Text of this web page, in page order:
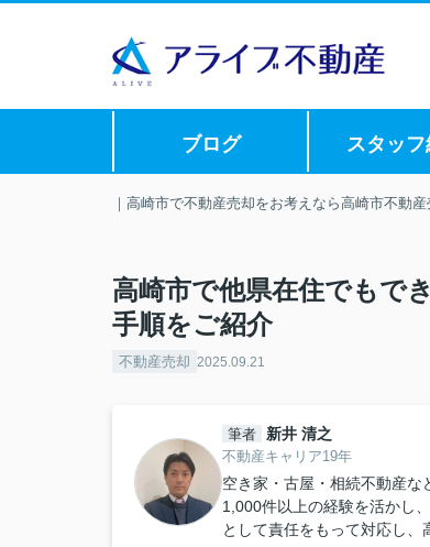
ブログ スタッ
｜高崎市で不動産売却をお考えなら高崎市不動
高崎市で他県在住でもで
手順をご紹介
不動産売却 2025.09.21
筆者 新井 清之
不動産キャリア19年
空き家・古屋・相続不動産
1,000件以上の経験を活かし
として責任をもって対応し、